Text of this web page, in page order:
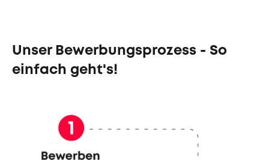
Unser Bewerbungsprozess - So
einfach geht's!